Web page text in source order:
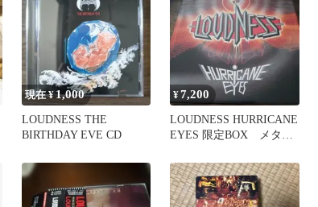
現在 ¥1,000
LOUDNESS THE
BIRTHDAY EVE CD
¥7,200
LOUDNESS HURRICANE
EYES 限定BOX メタ